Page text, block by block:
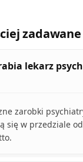
lekarz
zarobki
się w przedziale od